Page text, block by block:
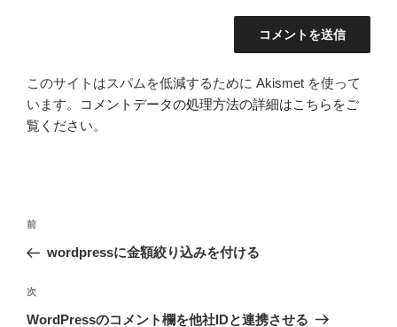
このサイトはスパムを低減するために Akismet を使って
います。
コメントデータの処理方法の詳細はこちらをご
覧ください。
投
ナ
ビ
ゲ
前
の
稿
前
wordpressに金額絞り込みを付ける
次
の
次
WordPressのコメント欄を他社IDと連携させる